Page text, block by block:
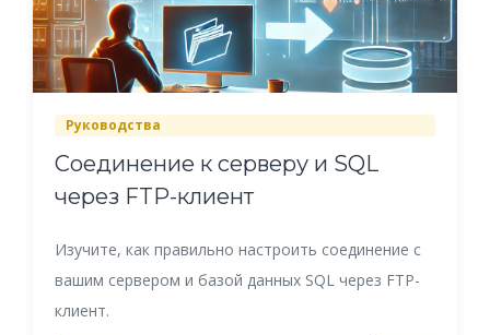
Руководства
Соединение к серверу и SQL
через FTP-клиент
Изучите, как правильно настроить соединение с
вашим сервером и базой данных SQL через FTP-
клиент.